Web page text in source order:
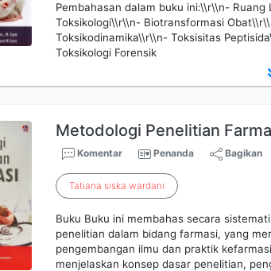
Pembahasan dalam buku ini:\\r\\n- Ruang
Toksikologi\\r\\n- Biotransformasi
Toksikodinamika\\r\\n- Toksisitas
Toksikologi Forensik
Metodologi Penelitian
Komentar Penanda Bagikan
Tatiana siska wardani
Buku Buku ini membahas secara
penelitian dalam bidang farmasi, yang
pengembangan ilmu dan praktik
menjelaskan konsep dasar penelitian,